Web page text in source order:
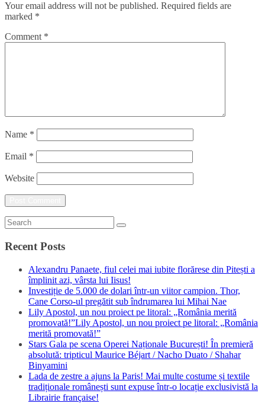
Your email address will not be published. Required fields are
marked *
Comment *
Name *
Email *
Website
Recent Posts
Alexandru Panaete, fiul celei mai iubite florărese din Pitești a
împlinit azi, vârsta lui Iisus!
Investiție de 5.000 de dolari într-un viitor campion. Thor,
Cane Corso-ul pregătit sub îndrumarea lui Mihai Nae
Lily Apostol, un nou proiect pe litoral: „România merită
promovată!”Lily Apostol, un nou proiect pe litoral: „România
merită promovată!”
Stars Gala pe scena Operei Naționale București! În premieră
absolută: tripticul Maurice Béjart / Nacho Duato / Shahar
Binyamini
Lada de zestre a ajuns la Paris! Mai multe costume și textile
tradiționale românești sunt expuse într-o locație exclusivistă la
Librairie française!